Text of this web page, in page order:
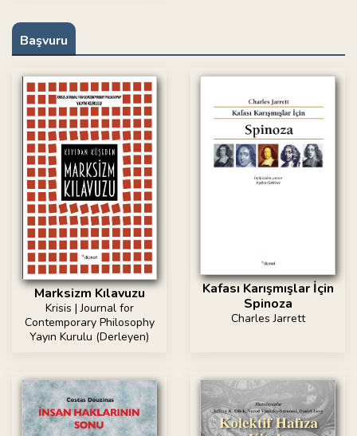
Başvuru
Marksizm Kılavuzu
Krisis | Journal for
Contemporary Philosophy
Yayın Kurulu (Derleyen)
Kafası Karışmışlar İçin
Spinoza
Charles Jarrett